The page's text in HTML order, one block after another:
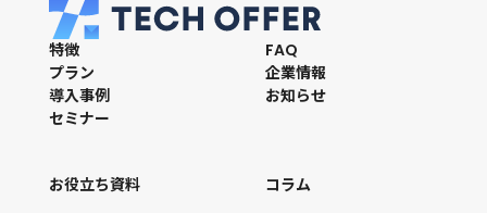
特徴
プラン
導入事例
セミナー
FAQ
企業情報
お知らせ
お役立ち資料 コラム